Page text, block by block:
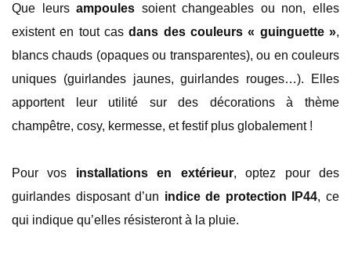
Que leursampoules soient changeables ou non, elles
existent en tout casdans des couleurs « guinguette »,
blancs chauds (opaques ou transparentes), ou en couleurs
uniques (guirlandes jaunes, guirlandes rouges…). Elles
apportent leur utilité sur des décorations à thème
champêtre, cosy, kermesse, et festif plus globalement !
Pour vos installations en extérieur, optez pour des
guirlandes disposant d’un indice de protection IP44, ce
qui indique qu’elles résisteront à la pluie.